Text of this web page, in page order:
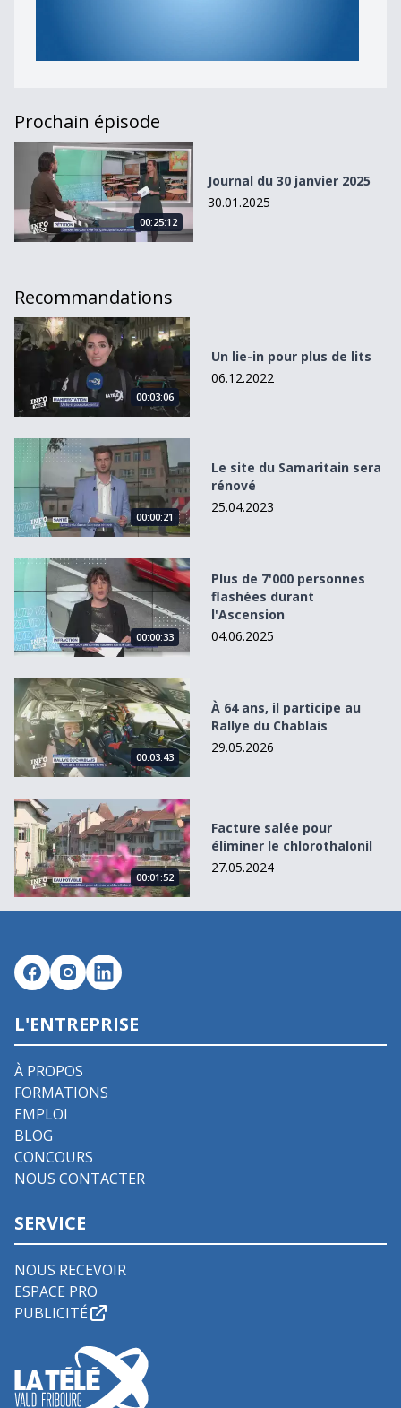
Prochain épisode
Journal du 30 janvier 2025
00:25:12
Journal du 30 janvier 2025
30.01.2025
Recommandations
Un lie-in pour plus de lits
00:03:06
Un lie-in pour plus de lits
06.12.2022
Le site du Samaritain sera rénové
00:00:21
Le site du Samaritain sera
rénové
25.04.2023
Plus de 7&#039;000 personnes flashées durant
00:00:33
Plus de 7'000 personnes
flashées durant
l'Ascension
04.06.2025
À 64 ans, il participe au Rallye du Chablais
00:03:43
À 64 ans, il participe au
Rallye du Chablais
29.05.2026
Facture salée pour éliminer le chlorothalonil
00:01:52
Facture salée pour
éliminer le chlorothalonil
27.05.2024
L'ENTREPRISE
À PROPOS
FORMATIONS
EMPLOI
BLOG
CONCOURS
NOUS CONTACTER
SERVICE
NOUS RECEVOIR
ESPACE PRO
PUBLICITÉ